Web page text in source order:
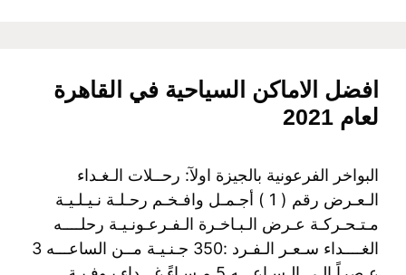
افضل الاماكن السياحية في القاهرة
لعام 2021
البواخر الفرعونية بالجيزة اولآ: رحــلات الـغـداء
الـعـرض رقم ( 1 ) أجـمـل وافـخـم رحـلـة نـيـلـيـة
مـتـحـركـة عـرض الـبـاخـرة الـفـرعـونـيـة رحلــــه
الغــــداء سـعـر الـفـرد :350 جـنـيـة مــن الساعـــه 3